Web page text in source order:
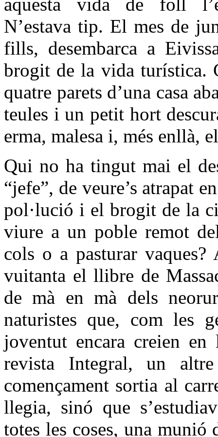
aquesta vida de foll
N’estava tip. El mes de
fills, desembarca a
brogit de la vida turística.
quatre parets d’una casa
teules i un petit hort
erma, malesa i, més enllà,
Qui no ha tingut mai el
“jefe”, de veure’s atrapat
pol·lució i el brogit de la
viure a un poble remot
cols o a pasturar vaques?
vuitanta el llibre de
de mà en mà dels
naturistes que, com les
joventut encara creien
revista Integral, un
començament sortia al
llegia, sinó que
totes les coses, una